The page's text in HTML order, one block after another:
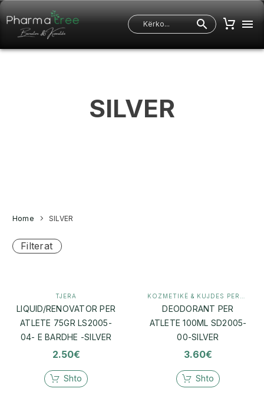
SILVER
Home SILVER
Filterat
TJERA
LIQUID/RENOVATOR PER
ATLETE 75GR LS2005-
04- E BARDHE -SILVER
2.50€
Shto
DEODORANT PER
ATLETE 100ML SD2005-
00-SILVER
3.60€
Shto